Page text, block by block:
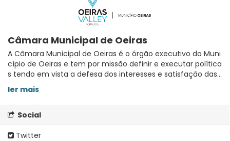
Câmara Municipal de Oeiras
A Câmara Municipal de Oeiras é o órgão executivo do Muni
cípio de Oeiras e tem por missão definir e executar política
s tendo em vista a defesa dos interesses e satisfação das...
ler mais
Social
Twitter